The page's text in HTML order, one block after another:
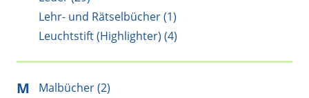
Lehr- und Rätselbücher (1)
Leuchtstift (Highlighter) (4)
M
Malbücher (2)